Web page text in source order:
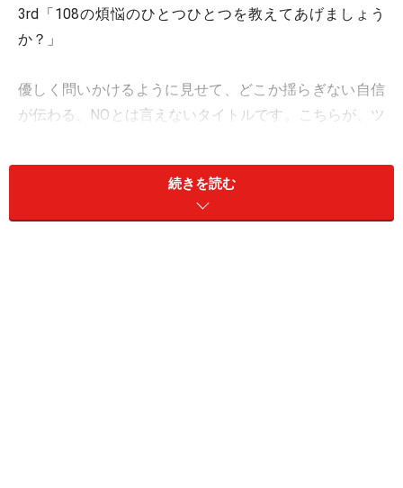
3rd「108の煩悩のひとつひとつを教えてあげましょう
か？」
優しく問いかけるように見せて、どこか揺らぎない自信
が伝わる、NOとは言えないタイトルです。こちらが、ツ
す。
ツリメラより人類への最終通告(YouTube)
続きを読む